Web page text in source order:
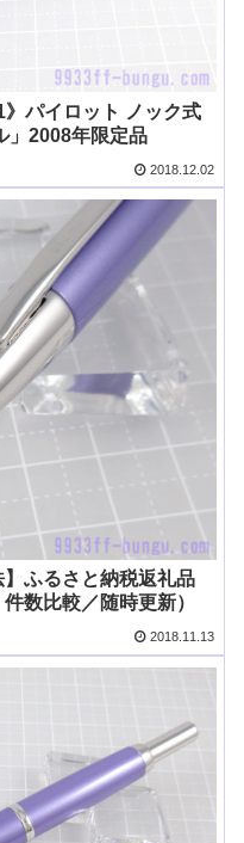
パイロット ノック式
」2008年限定品
2018.12.02
】ふるさと納税返礼品
数比較／随時更新）
2018.11.13